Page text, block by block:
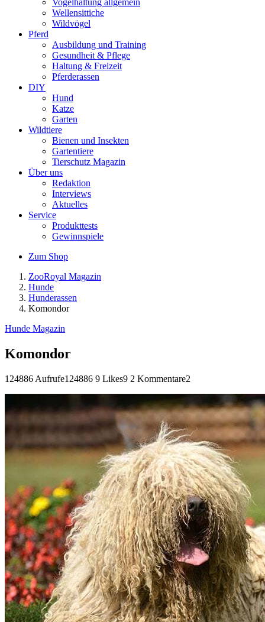
Vogelhaltung allgemein
Wellensittiche
Wildvögel
Pferd
Ausbildung und Training
Gesundheit & Pflege
Haltung & Freizeit
Pferderassen
DIY
Hund
Katze
Garten
Wildtiere
Bienen und Insekten
Gartentiere
Tierschutz Magazin
Über uns
Redaktion
Interviews
Aktuelles
Service
Produkttests
Gewinnspiele
Zum Shop
ZooRoyal Magazin
Hunde
Hunderassen
Komondor
Hunde Magazin
Komondor
124886 Aufrufe124886 9 Likes9 2 Kommentare2